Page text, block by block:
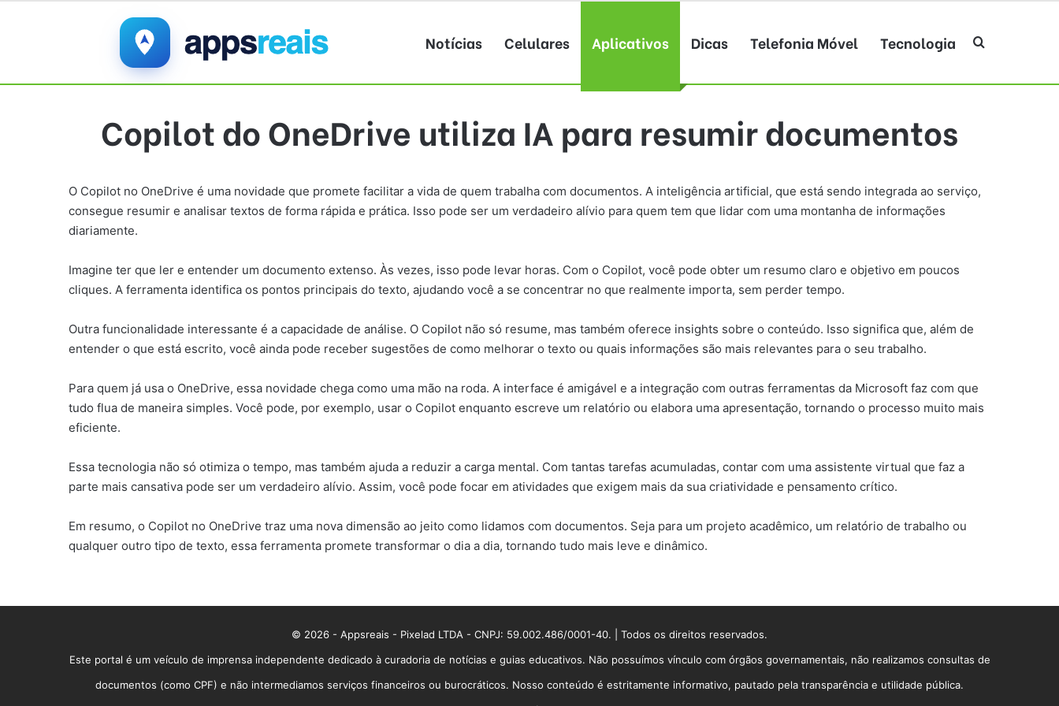
Notícias Celulares Aplicativos Dicas Telefonia Móvel Tecnologia Procurar por
Copilot do OneDrive utiliza IA para resumir documentos
O Copilot no OneDrive é uma novidade que promete facilitar a vida de quem trabalha com documentos. A inteligência artificial, que está sendo integrada ao serviço,
consegue resumir e analisar textos de forma rápida e prática. Isso pode ser um verdadeiro alívio para quem tem que lidar com uma montanha de informações
diariamente.
Imagine ter que ler e entender um documento extenso. Às vezes, isso pode levar horas. Com o Copilot, você pode obter um resumo claro e objetivo em poucos
cliques. A ferramenta identifica os pontos principais do texto, ajudando você a se concentrar no que realmente importa, sem perder tempo.
Outra funcionalidade interessante é a capacidade de análise. O Copilot não só resume, mas também oferece insights sobre o conteúdo. Isso significa que, além de
entender o que está escrito, você ainda pode receber sugestões de como melhorar o texto ou quais informações são mais relevantes para o seu trabalho.
Para quem já usa o OneDrive, essa novidade chega como uma mão na roda. A interface é amigável e a integração com outras ferramentas da Microsoft faz com que
tudo flua de maneira simples. Você pode, por exemplo, usar o Copilot enquanto escreve um relatório ou elabora uma apresentação, tornando o processo muito mais
eficiente.
Essa tecnologia não só otimiza o tempo, mas também ajuda a reduzir a carga mental. Com tantas tarefas acumuladas, contar com uma assistente virtual que faz a
parte mais cansativa pode ser um verdadeiro alívio. Assim, você pode focar em atividades que exigem mais da sua criatividade e pensamento crítico.
Em resumo, o Copilot no OneDrive traz uma nova dimensão ao jeito como lidamos com documentos. Seja para um projeto acadêmico, um relatório de trabalho ou
qualquer outro tipo de texto, essa ferramenta promete transformar o dia a dia, tornando tudo mais leve e dinâmico.
© 2026 - Appsreais - Pixelad LTDA - CNPJ: 59.002.486/0001-40. | Todos os direitos reservados.
Este portal é um veículo de imprensa independente dedicado à curadoria de notícias e guias educativos. Não possuímos vínculo com órgãos governamentais, não realizamos consultas de
documentos (como CPF) e não intermediamos serviços financeiros ou burocráticos. Nosso conteúdo é estritamente informativo, pautado pela transparência e utilidade pública.